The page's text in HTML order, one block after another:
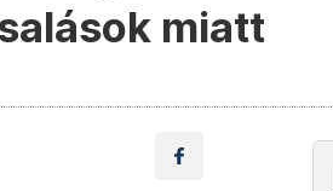
miatt